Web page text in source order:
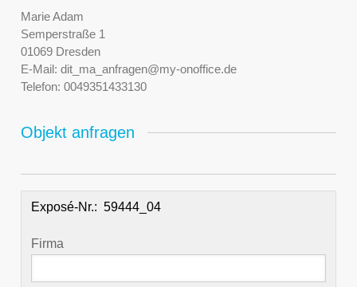
Marie Adam
Semperstraße 1
01069 Dresden
E-Mail: dit_ma_anfragen@my-onoffice.de
Telefon: 0049351433130
Objekt anfragen
Exposé-Nr.:
Firma